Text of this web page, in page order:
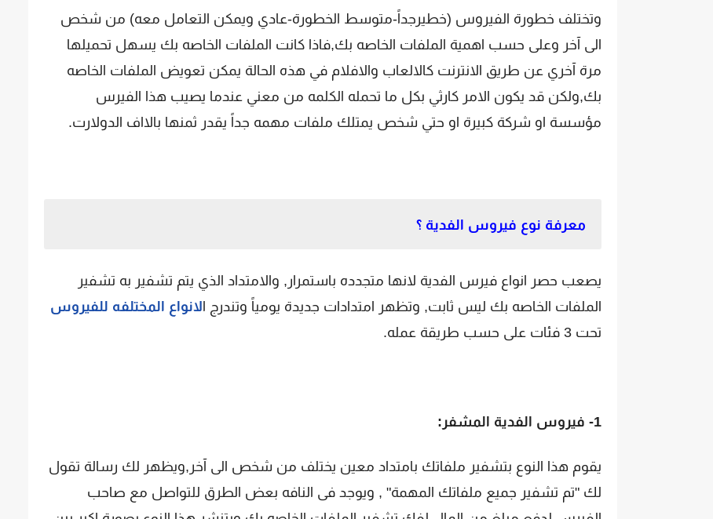
وتختلف خطورة الفيروس (خطيرجداً-متوسط الخطورة-عادي ويمكن التعامل معه) من شخص
الى آخر وعلى حسب اهمية الملفات الخاصه بك,فاذا كانت الملفات الخاصه بك يسهل تحميلها
مرة آخري عن طريق الانترنت كالالعاب والافلام في هذه الحالة يمكن تعويض الملفات الخاصه
بك,ولكن قد يكون الامر كارثي بكل ما تحمله الكلمه من معني عندما يصيب هذا الفيرس
مؤسسة او شركة كبيرة او حتي شخص يمتلك ملفات مهمه جداً يقدر ثمنها بالااف الدولارت.
معرفة نوع فيروس الفدية ؟
يصعب حصر انواع فيرس الفدية لانها متجدده باستمرار, والامتداد الذي يتم تشفير به تشفير
الملفات الخاصه بك ليس ثابت, وتظهر امتدادات جديدة يومياً وتندرج الانواع المختلفه للفيروس
تحت 3 فئات على حسب طريقة عمله.
1- فيروس الفدية المشفر:
يقوم هذا النوع بتشفير ملفاتك بامتداد معين يختلف من شخص الى آخر,ويظهر لك رسالة تقول
لك "تم تشفير جميع ملفاتك المهمة" , ويوجد فى النافه بعض الطرق للتواصل مع صاحب